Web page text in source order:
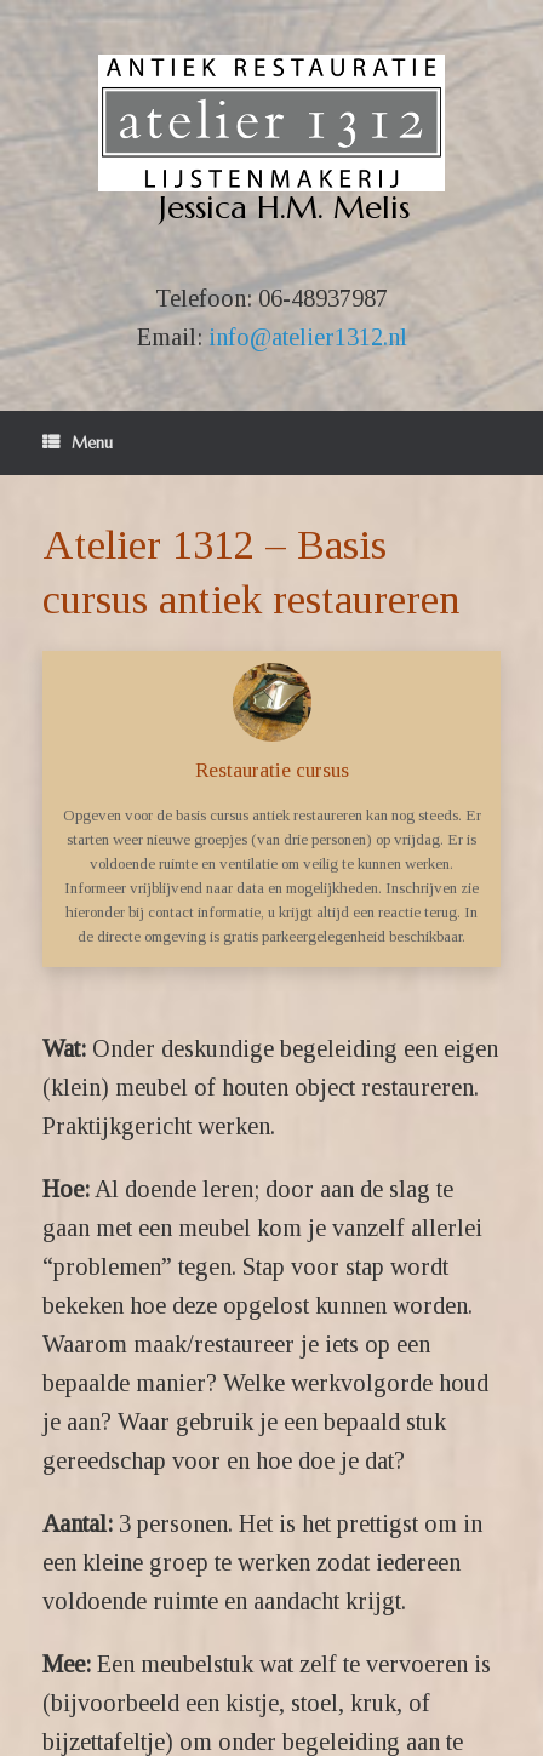
Jessica H.M. Melis
Telefoon:06-48937987
Email: info@atelier1312.nl
Menu
Atelier 1312 – Basis
cursus antiek restaureren
Restauratie cursus
Opgeven voor de basis cursus antiek restaureren kan nog steeds. Er
starten weer nieuwe groepjes (van drie personen) op vrijdag. Er is
voldoende ruimte en ventilatie om veilig te kunnen werken.
Informeer vrijblijvend naar data en mogelijkheden. Inschrijven zie
hieronder bij contact informatie, u krijgt altijd een reactie terug. In
de directe omgeving is gratis parkeergelegenheid beschikbaar.
Wat: Onder deskundige begeleiding een eigen
(klein) meubel of houten object restaureren.
Praktijkgericht werken.
Hoe: Al doende leren; door aan de slag te
gaan met een meubel kom je vanzelf allerlei
“problemen” tegen. Stap voor stap wordt
bekeken hoe deze opgelost kunnen worden.
Waarom maak/restaureer je iets op een
bepaalde manier? Welke werkvolgorde houd
je aan? Waar gebruik je een bepaald stuk
gereedschap voor en hoe doe je dat?
Aantal: 3 personen. Het is het prettigst om in
een kleine groep te werken zodat iedereen
voldoende ruimte en aandacht krijgt.
Mee: Een meubelstuk wat zelf te vervoeren is
(bijvoorbeeld een kistje, stoel, kruk, of
bijzettafeltje) om onder begeleiding aan te